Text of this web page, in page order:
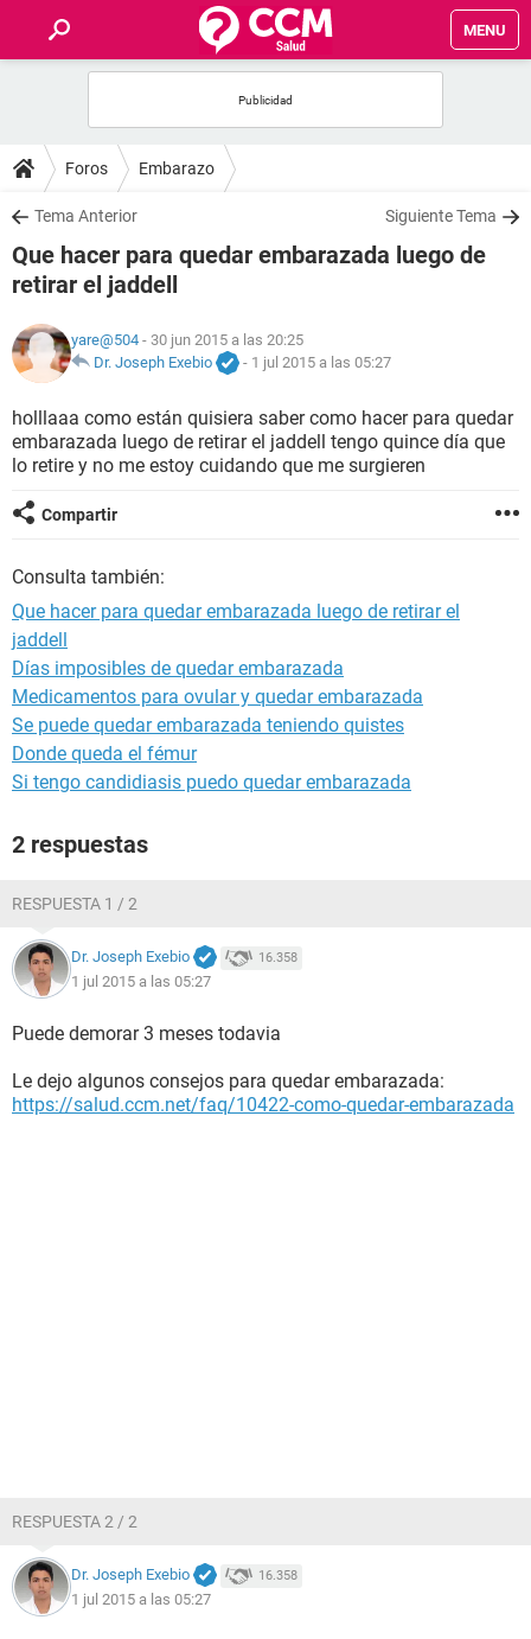
MENU
FOROS
SALUD
FAMILIA
NUTRICIÓN
SEXUALIDAD
GLOSARIO
Foros Embarazo
Tema Anterior Siguiente Tema
Que hacer para quedar embarazada luego de
retirar el jaddell
yare@504 - 30 jun 2015 a las 20:25
Dr. Joseph Exebio
- 1 jul 2015 a las 05:27
holllaaa como están quisiera saber como hacer para quedar
embarazada luego de retirar el jaddell tengo quince día que
lo retire y no me estoy cuidando que me surgieren
Compartir
Consulta también:
Que hacer para quedar embarazada luego de retirar el
jaddell
Días imposibles de quedar embarazada
Medicamentos para ovular y quedar embarazada
Se puede quedar embarazada teniendo quistes
Donde queda el fémur
Si tengo candidiasis puedo quedar embarazada
2 respuestas
RESPUESTA 1 / 2
Dr. Joseph Exebio 16.358
1 jul 2015 a las 05:27
Puede demorar 3 meses todavia
Le dejo algunos consejos para quedar embarazada:
https://salud.ccm.net/faq/10422-como-quedar-embarazada
RESPUESTA 2 / 2
Dr. Joseph Exebio 16.358
1 jul 2015 a las 05:27